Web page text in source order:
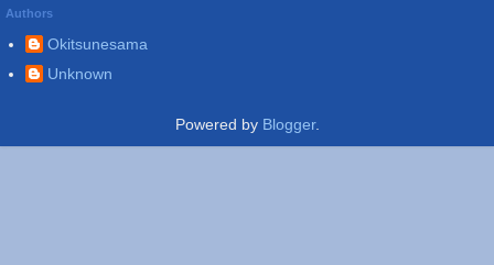
Authors
Okitsunesama
Unknown
Powered by Blogger.